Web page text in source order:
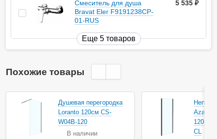
Смеситель для душа
Bravat Eler F9191238CP-
01-RUS
5 535
Еще 5 товаров
Похожие товары
Душевая перегородка
Loranto 120см CS-
W04B-120
В наличии
Azario
120см
CL